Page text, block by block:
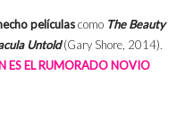
películascomo The Beauty
Untold (Gary Shore, 2014).
ES EL RUMORADO NOVIO